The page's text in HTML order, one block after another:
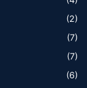
(2)
(7)
(7)
(6)